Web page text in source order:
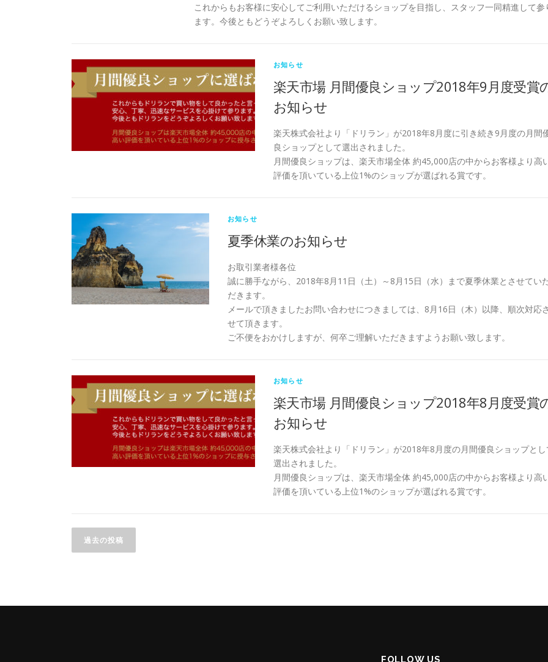
これからもお客様に安心してご利用いただけるショップを目指し、スタッフ一同精進して参
ます。今後ともどうぞよろしくお願い致します。
お知らせ
楽天市場 月間優良ショップ2018年9月度受賞
お知らせ
楽天株式会社より「ドリラン」が2018年8月度に引き続き9月度の月間
良ショップとして選出されました。
月間優良ショップは、楽天市場全体 約45,000店の中からお客様より高
評価を頂いている上位1%のショップが選ばれる賞です。
お知らせ
夏季休業のお知らせ
お取引業者様各位
誠に勝手ながら、2018年8月11日（土）～8月15日（水）まで夏季休業とさせてい
だきます。
メールで頂きましたお問い合わせにつきましては、8月16日（木）以降、順次対応さ
せて頂きます。
ご不便をおかけしますが、何卒ご理解いただきますようお願い致します。
お知らせ
楽天市場 月間優良ショップ2018年8月度受賞
お知らせ
楽天株式会社より「ドリラン」が2018年8月度の月間優良ショップとし
選出されました。
月間優良ショップは、楽天市場全体 約45,000店の中からお客様より高
評価を頂いている上位1%のショップが選ばれる賞です。
投
稿過去の投稿
FOLLOW US